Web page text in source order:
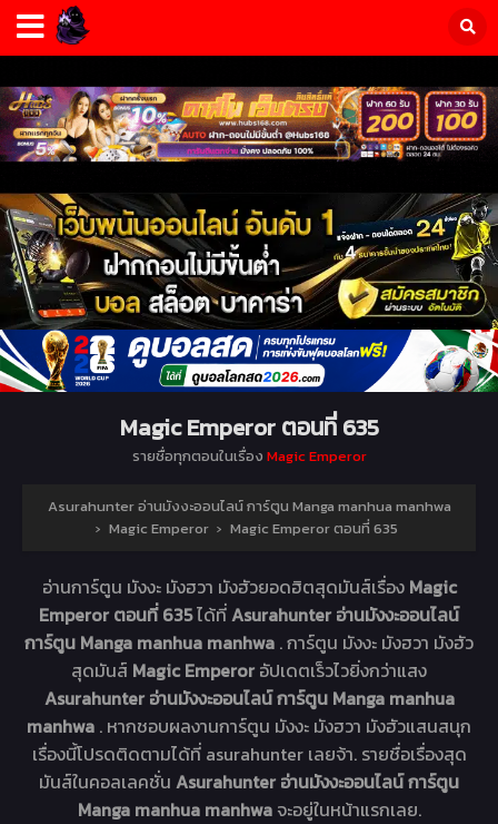
Magic Emperor ตอนที่ 635
รายชื่อทุกตอนในเรื่อง Magic Emperor
Asurahunter อ่านมังงะออนไลน์ การ์ตูน Manga manhua manhwa
› Magic Emperor › Magic Emperor ตอนที่ 635
อ่านการ์ตูน มังงะ มังฮวา มังฮัวยอดฮิตสุดมันส์เรื่อง Magic
Emperor ตอนที่ 635ได้ที่Asurahunter อ่านมังงะออนไลน์
การ์ตูน Manga manhua manhwa . การ์ตูน มังงะ มังฮวา มังฮัว
สุดมันส์ Magic Emperor อัปเดตเร็วไวยิ่งกว่าแสง
Asurahunter อ่านมังงะออนไลน์ การ์ตูน Manga manhua
manhwa . หากชอบผลงานการ์ตูน มังงะ มังฮวา มังฮัวแสนสนุก
เรื่องนี้โปรดติดตามได้ที่ asurahunter เลยจ้า. รายชื่อเรื่องสุด
มันส์ในคอลเลคชั่น Asurahunter อ่านมังงะออนไลน์ การ์ตูน
Manga manhua manhwa จะอยู่ในหน้าแรกเลย.